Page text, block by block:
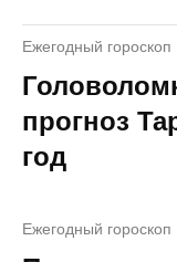
Ежегодный гороскоп
прогноз
год
Ежегодный гороскоп